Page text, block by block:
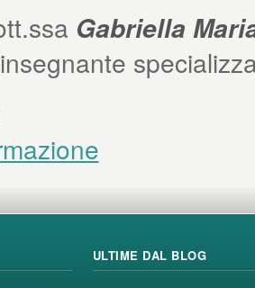
Gabriella
ULTIME DAL BLOG